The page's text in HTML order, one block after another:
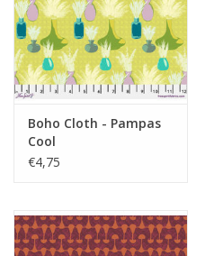
Boho Cloth - Pampas
Cool
€4,75